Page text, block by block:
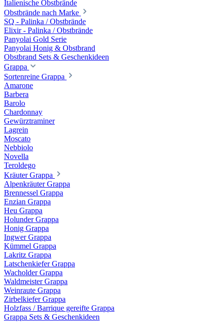
Italienische Obstbrände
Obstbrände nach Marke
SQ - Palinka / Obstbrände
Elixir - Palinka / Obstbrände
Panyolai Gold Serie
Panyolai Honig & Obstbrand
Obstbrand Sets & Geschenkideen
Grappa
Sortenreine Grappa
Amarone
Barbera
Barolo
Chardonnay
Gewürztraminer
Lagrein
Moscato
Nebbiolo
Novella
Teroldego
Kräuter Grappa
Alpenkräuter Grappa
Brennessel Grappa
Enzian Grappa
Heu Grappa
Holunder Grappa
Honig Grappa
Ingwer Grappa
Kümmel Grappa
Lakritz Grappa
Latschenkiefer Grappa
Wacholder Grappa
Waldmeister Grappa
Weinraute Grappa
Zirbelkiefer Grappa
Holzfass / Barrique gereifte Grappa
Grappa Sets & Geschenkideen